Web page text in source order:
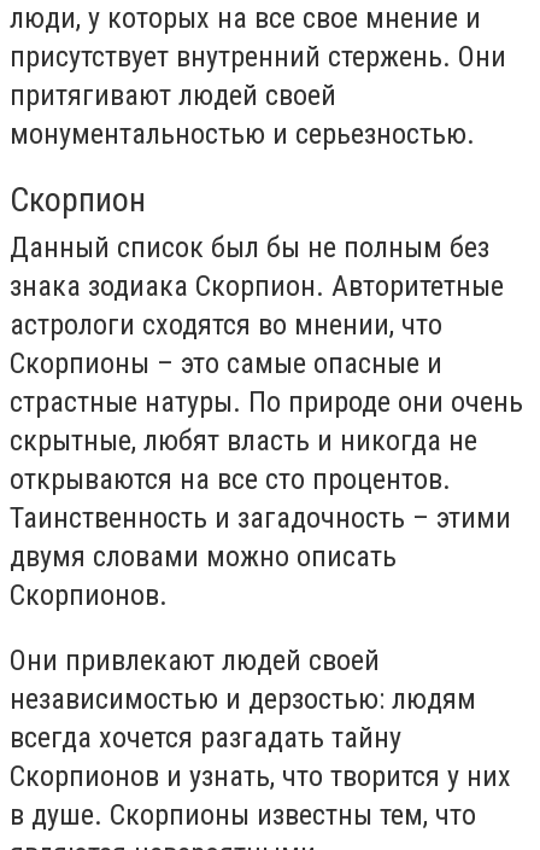
люди, у которых на все свое мнение и
присутствует внутренний стержень. Они
притягивают людей своей
монументальностью и серьезностью.
Скорпион
Данный список был бы не полным без
знака зодиака Скорпион. Авторитетные
астрологи сходятся во мнении, что
Скорпионы – это самые опасные и
страстные натуры. По природе они очень
скрытные, любят власть и никогда не
открываются на все сто процентов.
Таинственность и загадочность – этими
двумя словами можно описать
Скорпионов.
Они привлекают людей своей
независимостью и дерзостью: людям
всегда хочется разгадать тайну
Скорпионов и узнать, что творится у них
в душе. Скорпионы известны тем, что